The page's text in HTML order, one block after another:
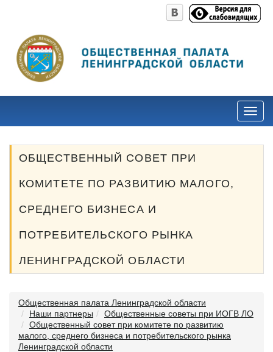
ОБЩЕСТВЕННЫЙ СОВЕТ ПРИ
КОМИТЕТЕ ПО РАЗВИТИЮ МАЛОГО,
СРЕДНЕГО БИЗНЕСА И
ПОТРЕБИТЕЛЬСКОГО РЫНКА
ЛЕНИНГРАДСКОЙ ОБЛАСТИ
Общественная палата Ленинградской области
Наши партнеры
Общественные советы при ИОГВ ЛО
Общественный совет при комитете по развитию
малого, среднего бизнеса и потребительского рынка
Ленинградской области